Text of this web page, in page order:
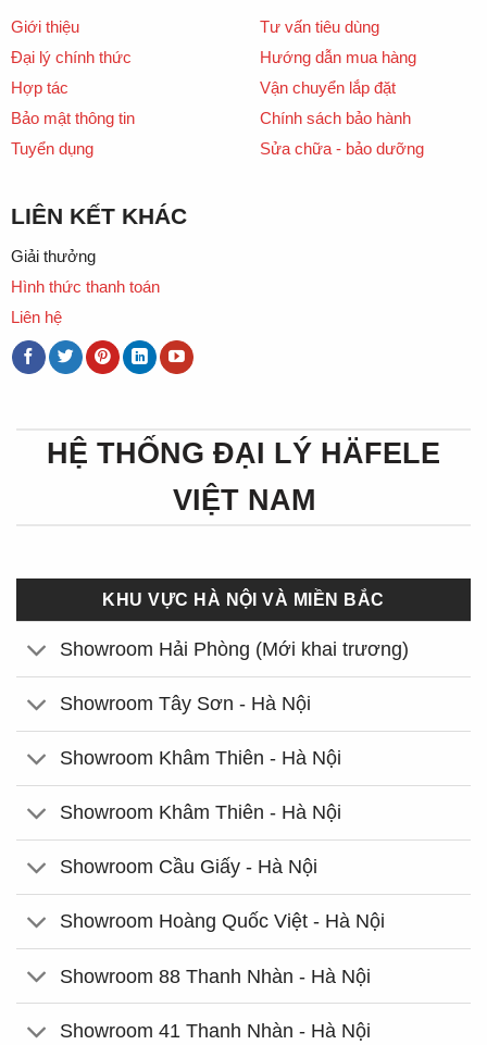
Giới thiệu
Đại lý chính thức
Hợp tác
Bảo mật thông tin
Tuyển dụng
Tư vấn tiêu dùng
Hướng dẫn mua hàng
Vận chuyển lắp đặt
Chính sách bảo hành
Sửa chữa - bảo dưỡng
LIÊN KẾT KHÁC
Giải thưởng
Hình thức thanh toán
Liên hệ
HỆ THỐNG ĐẠI LÝ HÄFELE
VIỆT NAM
KHU VỰC HÀ NỘI VÀ MIỀN BẮC
Showroom Hải Phòng (Mới khai trương)
Showroom Tây Sơn - Hà Nội
Showroom Khâm Thiên - Hà Nội
Showroom Khâm Thiên - Hà Nội
Showroom Cầu Giấy - Hà Nội
Showroom Hoàng Quốc Việt - Hà Nội
Showroom 88 Thanh Nhàn - Hà Nội
Showroom 41 Thanh Nhàn - Hà Nội